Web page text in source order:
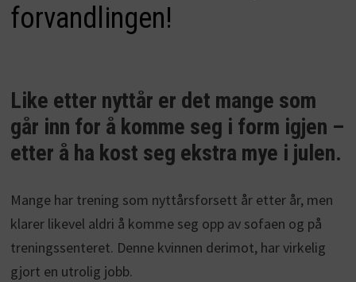
forvandlingen!
Like etter nyttår er det mange som
går inn for å komme seg i form igjen –
etter å ha kost seg ekstra mye i julen.
Mange har trening som nyttårsforsett år etter år, men
klarer likevel aldri å komme seg opp av sofaen og på
treningssenteret. Denne kvinnen derimot, har virkelig
gjort en utrolig jobb.